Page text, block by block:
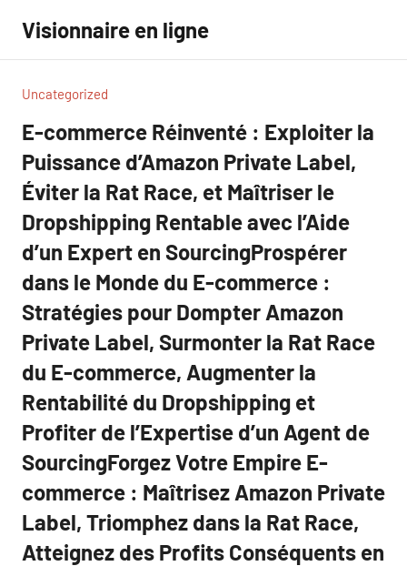
contenu
Visionnaire en ligne
Uncategorized
E-commerce Réinventé : Exploiter la
Puissance d’Amazon Private Label,
Éviter la Rat Race, et Maîtriser le
Dropshipping Rentable avec l’Aide
d’un Expert en SourcingProspérer
dans le Monde du E-commerce :
Stratégies pour Dompter Amazon
Private Label, Surmonter la Rat Race
du E-commerce, Augmenter la
Rentabilité du Dropshipping et
Profiter de l’Expertise d’un Agent de
SourcingForgez Votre Empire E-
commerce : Maîtrisez Amazon Private
Label, Triomphez dans la Rat Race,
Atteignez des Profits Conséquents en